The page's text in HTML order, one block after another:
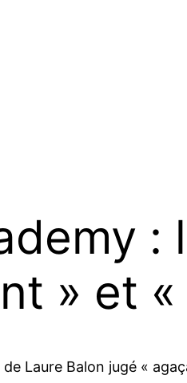
:
» et
Laure Balon jugé «